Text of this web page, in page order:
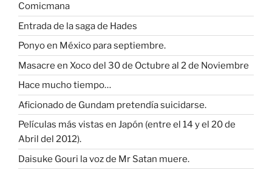
Comicmana
Entrada de la saga de Hades
Ponyo en México para septiembre.
Masacre en Xoco del 30 de Octubre al 2 de Noviembre
Hace mucho tiempo…
Aficionado de Gundam pretendía suicidarse.
Películas más vistas en Japón (entre el 14 y el 20 de
Abril del 2012).
Daisuke Gouri la voz de Mr Satan muere.